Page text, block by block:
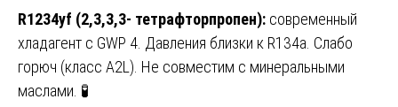
R1234yf (2,3,3,3- тетрафторпропен): современный
хладагент с GWP 4. Давления близки к R134a. Слабо
горюч (класс A2L). Не совместим с минеральными
маслами. 🧪